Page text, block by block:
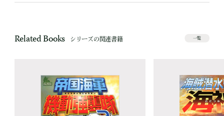
Related Books シリーズの関連書籍 一覧